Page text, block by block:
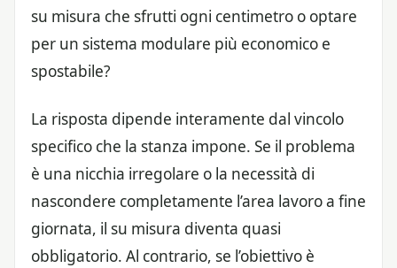
su misura che sfrutti ogni centimetro o optare
per un sistema modulare più economico e
spostabile?
La risposta dipende interamente dal vincolo
specifico che la stanza impone. Se il problema
è una nicchia irregolare o la necessità di
nascondere completamente l’area lavoro a fine
giornata, il su misura diventa quasi
obbligatorio. Al contrario, se l’obiettivo è